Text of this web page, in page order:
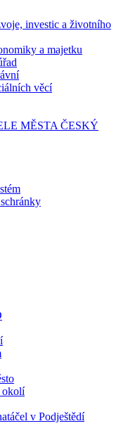
investic a životního
a majetku
věcí
MĚSTA ČESKÝ
okolí
v Podještědí